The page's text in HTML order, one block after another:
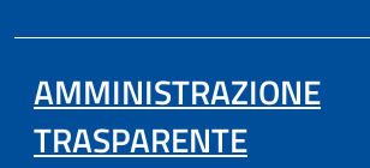
AMMINISTRAZIONE
TRASPARENTE